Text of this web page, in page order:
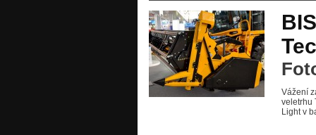
Vážení
veletrhu
Light v